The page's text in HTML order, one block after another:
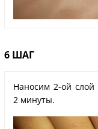
6 ШАГ
Наносим 2-ой слой
2 минуты.